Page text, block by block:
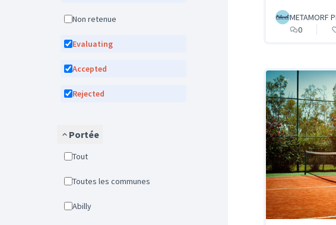
Non retenue
Evaluating
Accepted
Rejected
Portée
Tout
Toutes les communes
Abilly
METAMORF
0